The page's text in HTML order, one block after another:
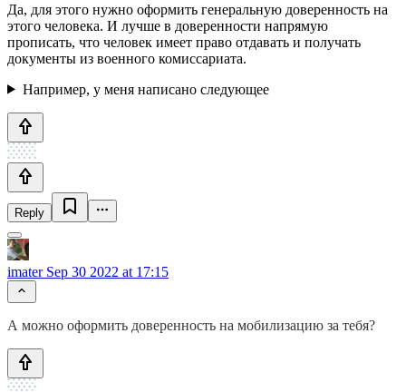
Да, для этого нужно оформить генеральную доверенность на
этого человека. И лучше в доверенности напрямую
прописать, что человек имеет право отдавать и получать
документы из военного комиссариата.
Например, у меня написано следующее
Reply
imaterSep 30 2022 at 17:15
А можно оформить доверенность на мобилизацию за тебя?